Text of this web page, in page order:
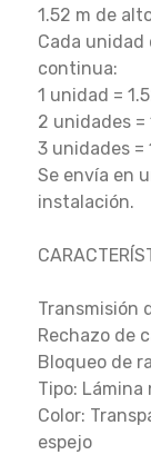
1.52 m de
Cada unidad
continua:
1 unidad =
2 unidades =
3 unidades =
Se envía en
instalación.
Transmisión
Rechazo de
Bloqueo de
Tipo:
Color:
espejo